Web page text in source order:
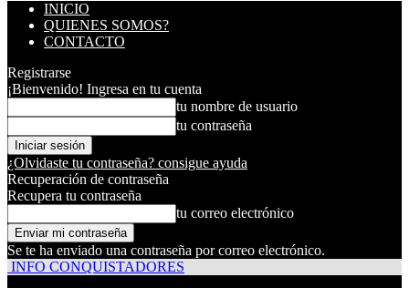
INICIO
QUIENES SOMOS?
CONTACTO
Registrarse
¡Bienvenido! Ingresa en tu cuenta
tu nombre de usuario
tu contraseña
¿Olvidaste tu contraseña? consigue ayuda
Recuperación de contraseña
Recupera tu contraseña
tu correo electrónico
Se te ha enviado una contraseña por correo electrónico.
INFO CONQUISTADORES